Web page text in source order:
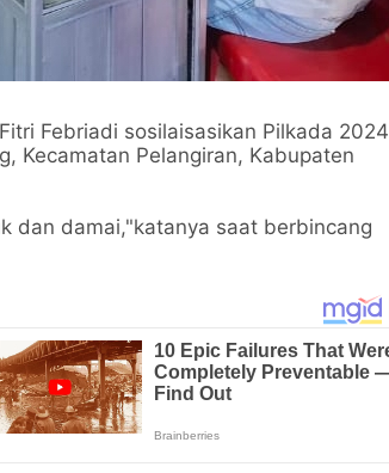
Febriadi sosilaisasikan Pilkada 2024
Kecamatan Pelangiran, Kabupaten
dan damai,"katanya saat berbincang